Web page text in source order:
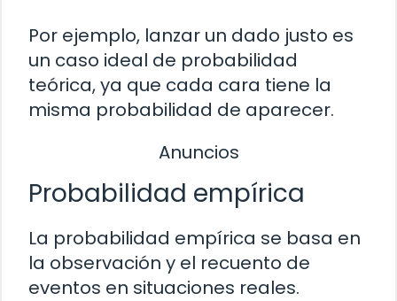
Por ejemplo, lanzar un dado justo es
un caso ideal de probabilidad
teórica, ya que cada cara tiene la
misma probabilidad de aparecer.
Anuncios
Probabilidad empírica
La probabilidad empírica se basa en
la observación y el recuento de
eventos en situaciones reales.